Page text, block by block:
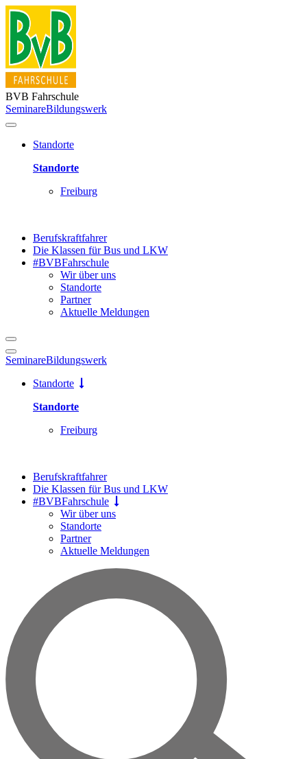
BVB Fahrschule
SeminareBildungswerk
Standorte
Standorte
Freiburg
Berufskraftfahrer
Die Klassen für Bus und LKW
#BVBFahrschule
Wir über uns
Standorte
Partner
Aktuelle Meldungen
SeminareBildungswerk
Standorte
Standorte
Freiburg
Berufskraftfahrer
Die Klassen für Bus und LKW
#BVBFahrschule
Wir über uns
Standorte
Partner
Aktuelle Meldungen